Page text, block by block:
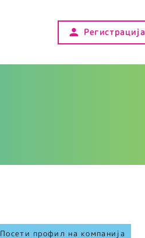
Регистрација
Посети профил на компанија